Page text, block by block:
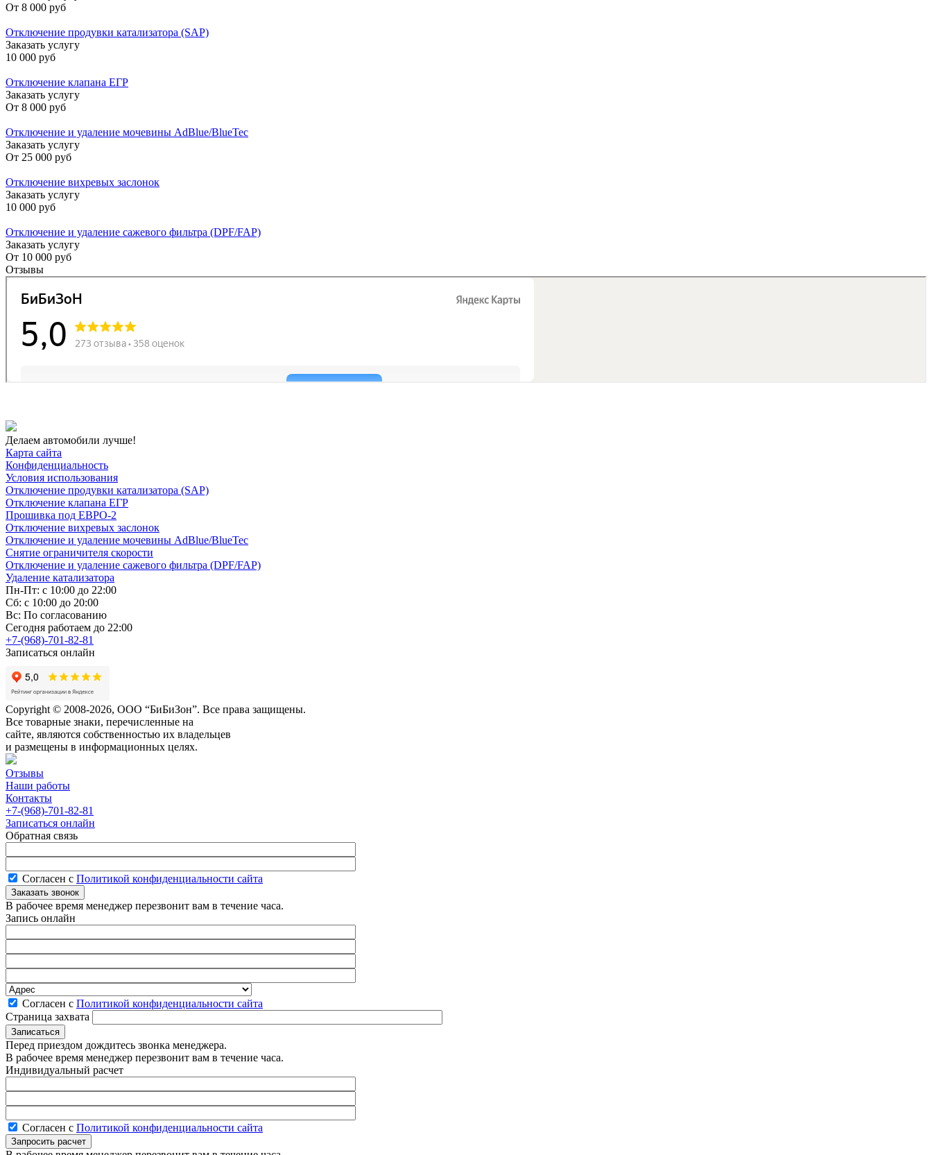
От 8 000 руб
Отключение продувки катализатора (SAP)
Заказать услугу
10 000 руб
Отключение клапана ЕГР
Заказать услугу
От 8 000 руб
Отключение и удаление мочевины AdBlue/BlueTec
Заказать услугу
От 25 000 руб
Отключение вихревых заслонок
Заказать услугу
10 000 руб
Отключение и удаление сажевого фильтра (DPF/FAP)
Заказать услугу
От 10 000 руб
Отзывы
Делаем автомобили лучше!
Карта сайта
Конфиденциальность
Условия использования
Отключение продувки катализатора (SAP)
Отключение клапана ЕГР
Прошивка под ЕВРО-2
Отключение вихревых заслонок
Отключение и удаление мочевины AdBlue/BlueTec
Снятие ограничителя скорости
Отключение и удаление сажевого фильтра (DPF/FAP)
Удаление катализатора
Пн-Пт: с 10:00 до 22:00
Сб: с 10:00 до 20:00
Вс: По согласованию
Сегодня работаем до 22:00
+7-(968)-701-82-81
Записаться онлайн
Copyright © 2008-2026, ООО “БиБиЗон”. Все права защищены.
Все товарные знаки, перечисленные на
сайте, являются собственностью их владельцев
и размещены в информационных целях.
Отзывы
Наши работы
Контакты
+7-(968)-701-82-81
Записаться онлайн
Обратная связь
Согласен с Политикой конфиденциальности сайта
В рабочее время менеджер перезвонит вам в течение часа.
Запись онлайн
Согласен с Политикой конфиденциальности сайта
Страница захвата
Перед приездом дождитесь звонка менеджера.
В рабочее время менеджер перезвонит вам в течение часа.
Индивидуальный расчет
Согласен с Политикой конфиденциальности сайта